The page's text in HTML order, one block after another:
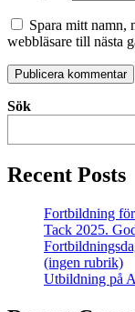
Spara mitt namn,
webbläsare till nästa
Sök
Recent Posts
Fortbildning
Tack 2025.
(ingen rubrik)
Utbildning på